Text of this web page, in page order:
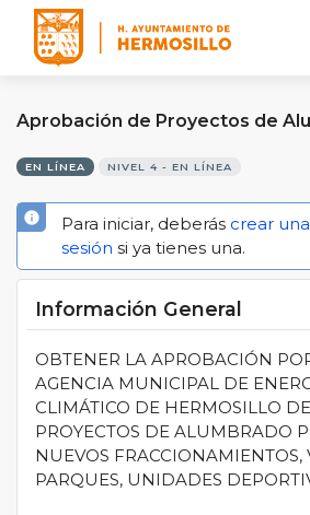
Aprobación de Proyectos de
EN LÍNEA NIVEL 4 - EN LÍNEA
info Para iniciar, deberás crear
sesión si ya tienes una.
Información General
OBTENER LA APROBACIÓN
AGENCIA MUNICIPAL DE
CLIMÁTICO DE HERMOSILLO
PROYECTOS DE ALUMBRADO
NUEVOS FRACCIONAMIENTOS,
PARQUES, UNIDADES